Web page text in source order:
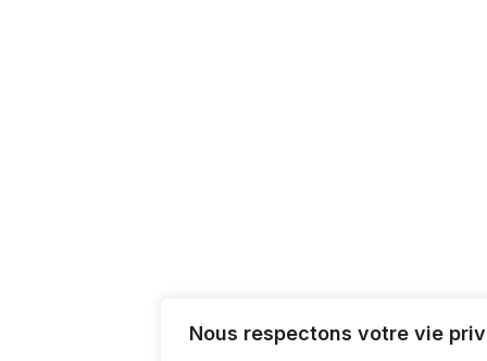
Nous respectons votre vie